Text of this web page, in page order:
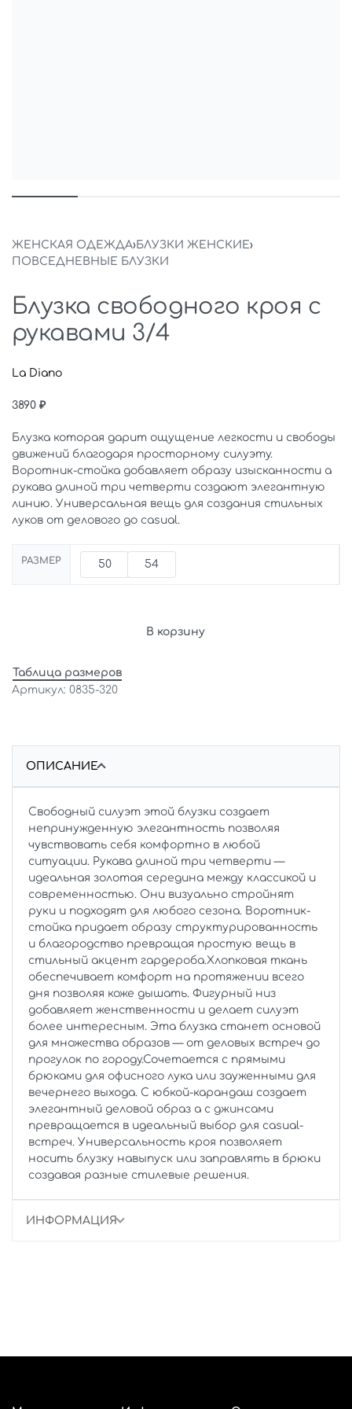
ЖЕНСКАЯ ОДЕЖДА›БЛУЗКИ ЖЕНСКИЕ›
ПОВСЕДНЕВНЫЕ БЛУЗКИ
Блузка свободного кроя с
рукавами 3/4
La Diano
3890 ₽
Блузка которая дарит ощущение легкости и свободы
движений благодаря просторному силуэту.
Воротник-стойка добавляет образу изысканности а
рукава длиной три четверти создают элегантную
линию. Универсальная вещь для создания стильных
луков от делового до casual.
РАЗМЕР 50 54
В корзину
Таблица размеров
0835-320
ОПИСАНИЕ
Свободный силуэт этой блузки создает
непринужденную элегантность позволяя
чувствовать себя комфортно в любой
ситуации. Рукава длиной три четверти —
идеальная золотая середина между классикой и
современностью. Они визуально стройнят
руки и подходят для любого сезона. Воротник-
стойка придает образу структурированность
и благородство превращая простую вещь в
стильный акцент гардероба.Хлопковая ткань
обеспечивает комфорт на протяжении всего
дня позволяя коже дышать. Фигурный низ
добавляет женственности и делает силуэт
более интересным. Эта блузка станет основой
для множества образов — от деловых встреч до
прогулок по городу.Сочетается с прямыми
брюками для офисного лука или зауженными для
вечернего выхода. С юбкой-карандаш создает
элегантный деловой образ а с джинсами
превращается в идеальный выбор для casual-
встреч. Универсальность кроя позволяет
носить блузку навыпуск или заправлять в брюки
создавая разные стилевые решения.
ИНФОРМАЦИЯ